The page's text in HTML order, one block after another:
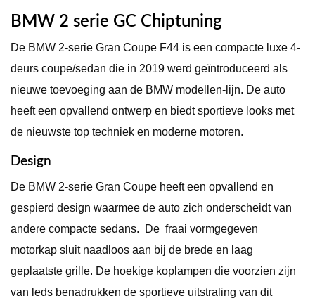
BMW 2 serie GC Chiptuning
De BMW 2-serie Gran Coupe F44 is een compacte luxe 4-
deurs coupe/sedan die in 2019 werd geïntroduceerd als
nieuwe toevoeging aan de BMW modellen-lijn. De auto
heeft een opvallend ontwerp en biedt sportieve looks met
de nieuwste top techniek en moderne motoren.
Design
De BMW 2-serie Gran Coupe heeft een opvallend en
gespierd design waarmee de auto zich onderscheidt van
andere compacte sedans. De fraai vormgegeven
motorkap sluit naadloos aan bij de brede en laag
geplaatste grille. De hoekige koplampen die voorzien zijn
van leds benadrukken de sportieve uitstraling van dit